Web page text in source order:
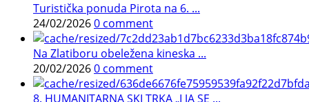
Turistička ponuda Pirota na 6. ...
24/02/20260 comment
Na Zlatiboru obeležena kineska ...
20/02/20260 comment
8. HUMANITARNA SKI TRKA „I JA SE ...